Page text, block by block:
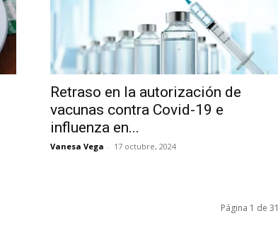
Retraso en la autorización de
vacunas contra Covid-19 e
influenza en...
Vanesa Vega - 17 octubre, 2024
Página 1 de 31